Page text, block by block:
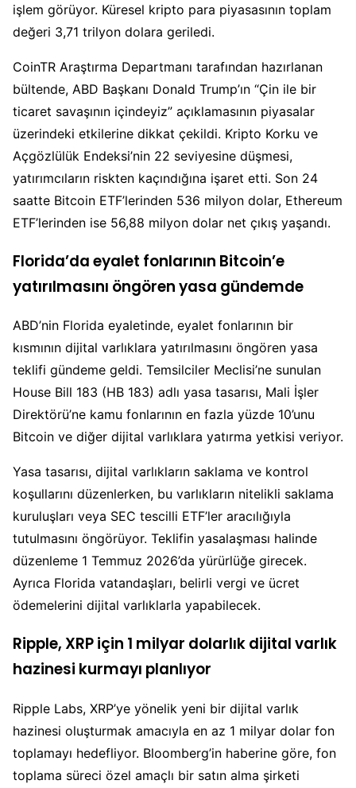
işlem görüyor. Küresel kripto para piyasasının toplam
değeri 3,71 trilyon dolara geriledi.
CoinTR Araştırma Departmanı tarafından hazırlanan
bültende, ABD Başkanı Donald Trump’ın “Çin ile bir
ticaret savaşının içindeyiz” açıklamasının piyasalar
üzerindeki etkilerine dikkat çekildi. Kripto Korku ve
Açgözlülük Endeksi’nin 22 seviyesine düşmesi,
yatırımcıların riskten kaçındığına işaret etti. Son 24
saatte Bitcoin ETF’lerinden 536 milyon dolar, Ethereum
ETF’lerinden ise 56,88 milyon dolar net çıkış yaşandı.
Florida’da eyalet fonlarının Bitcoin’e
yatırılmasını öngören yasa gündemde
ABD’nin Florida eyaletinde, eyalet fonlarının bir
kısmının dijital varlıklara yatırılmasını öngören yasa
teklifi gündeme geldi. Temsilciler Meclisi’ne sunulan
House Bill 183 (HB 183) adlı yasa tasarısı, Mali İşler
Direktörü’ne kamu fonlarının en fazla yüzde 10’unu
Bitcoin ve diğer dijital varlıklara yatırma yetkisi veriyor.
Yasa tasarısı, dijital varlıkların saklama ve kontrol
koşullarını düzenlerken, bu varlıkların nitelikli saklama
kuruluşları veya SEC tescilli ETF’ler aracılığıyla
tutulmasını öngörüyor. Teklifin yasalaşması halinde
düzenleme 1 Temmuz 2026’da yürürlüğe girecek.
Ayrıca Florida vatandaşları, belirli vergi ve ücret
ödemelerini dijital varlıklarla yapabilecek.
Ripple, XRP için 1 milyar dolarlık dijital varlık
hazinesi kurmayı planlıyor
Ripple Labs, XRP’ye yönelik yeni bir dijital varlık
hazinesi oluşturmak amacıyla en az 1 milyar dolar fon
toplamayı hedefliyor. Bloomberg’in haberine göre, fon
toplama süreci özel amaçlı bir satın alma şirketi